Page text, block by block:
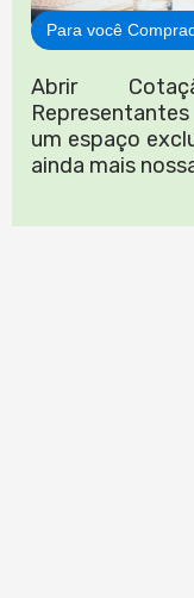
Para você
Abrir
um espaço
ainda mais